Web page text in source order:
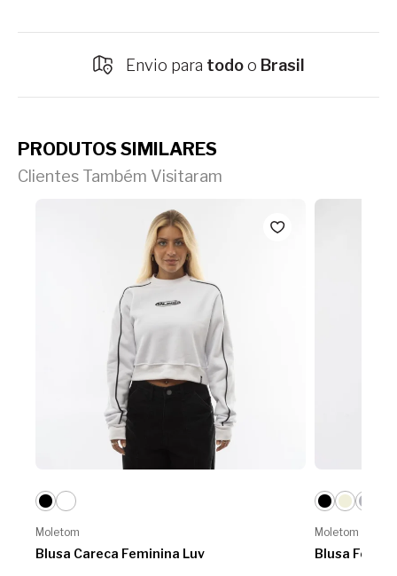
Envio para todoo Brasil
PRODUTOS SIMILARES
Clientes Também Visitaram
Moletom
Blusa Careca Feminina Luv
Moletom
Blusa